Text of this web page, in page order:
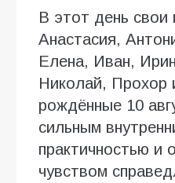
В этот день
Анастасия,
Елена, Иван,
Николай, Прохор
рождённые 10
сильным
практичностью и
чувством